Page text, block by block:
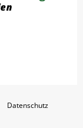
Datenschutz